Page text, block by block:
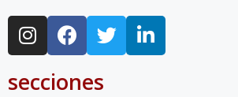
secciones